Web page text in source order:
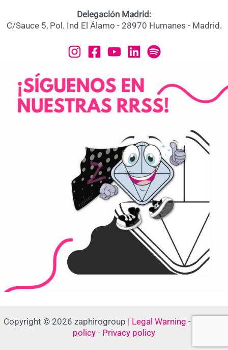
Delegación Madrid:
C/Sauce 5, Pol. Ind El Álamo - 28970 Humanes - Madrid.
Copyright © 2026 zaphirogroup | Legal Warning -
policy - Privacy policy